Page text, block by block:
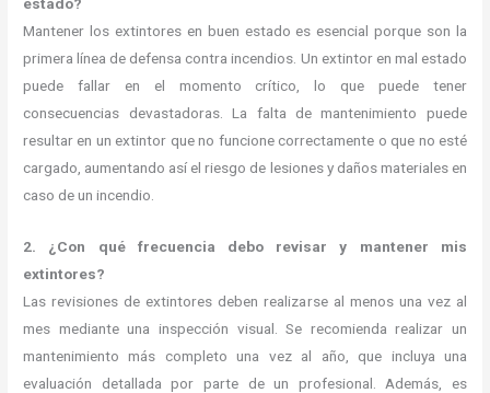
Mantener los extintores en buen estado es esencial porque son la
primera línea de defensa contra incendios. Un extintor en mal estado
puede fallar en el momento crítico, lo que puede tener
consecuencias devastadoras. La falta de mantenimiento puede
resultar en un extintor que no funcione correctamente o que no esté
cargado, aumentando así el riesgo de lesiones y daños materiales en
caso de un incendio.
2. ¿Con qué frecuencia debo revisar y mantener mis
extintores?
Las revisiones de extintores deben realizarse al menos una vez al
mes mediante una inspección visual. Se recomienda realizar un
mantenimiento más completo una vez al año, que incluya una
evaluación detallada por parte de un profesional. Además, es